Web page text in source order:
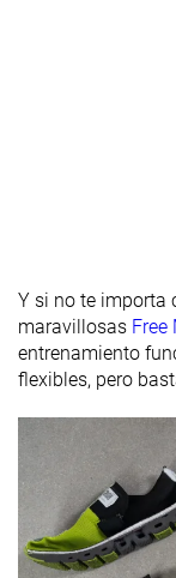
Durabilidad
de la suela
exterior
Anchura de la
mediasuela -
Anchura de la
mediasuela -
talón
Y si no te importa
maravillosas Free
entrenamiento
flexibles, pero